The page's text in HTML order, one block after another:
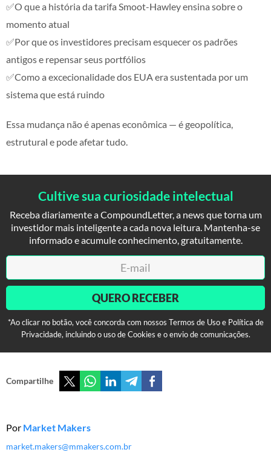
✅O que a história da tarifa Smoot-Hawley ensina sobre o
momento atual
✅Por que os investidores precisam esquecer os padrões
antigos e repensar seus portfólios
✅Como a excecionalidade dos EUA era sustentada por um
sistema que está ruindo
Essa mudança não é apenas econômica — é geopolítica,
estrutural e pode afetar tudo.
Cultive sua curiosidade intelectual
Receba diariamente a CompoundLetter, a news que torna um
investidor mais inteligente a cada nova leitura. Mantenha-se
informado e acumule conhecimento, gratuitamente.
QUERO RECEBER
*Ao clicar no botão, você concorda com nossos Termos de Uso e Política de
Privacidade, incluindo o uso de Cookies e o envio de comunicações.
Compartilhe
Por Market Makers
market.makers@mmakers.com.br